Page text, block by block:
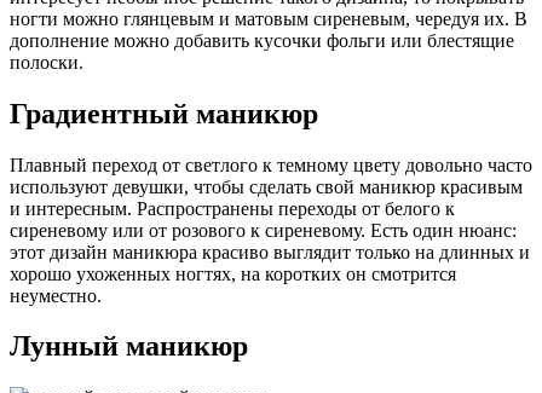
ногти можно глянцевым и матовым сиреневым, чередуя их. В
дополнение можно добавить кусочки фольги или блестящие
полоски.
Градиентный маникюр
Плавный переход от светлого к темному цвету довольно часто
используют девушки, чтобы сделать свой маникюр красивым
и интересным. Распространены переходы от белого к
сиреневому или от розового к сиреневому. Есть один нюанс:
этот дизайн маникюра красиво выглядит только на длинных и
хорошо ухоженных ногтях, на коротких он смотрится
неуместно.
Лунный маникюр